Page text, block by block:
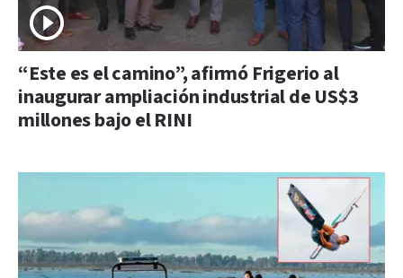
“Este es el camino”, afirmó Frigerio al
inaugurar ampliación industrial de US$3
millones bajo el RINI